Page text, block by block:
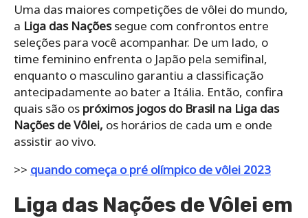
Uma das maiores competições de vôlei do mundo,
a Liga das Naçõessegue com confrontos entre
seleções para você acompanhar. De um lado, o
time feminino enfrenta o Japão pela semifinal,
enquanto o masculino garantiu a classificação
antecipadamente ao bater a Itália. Então, confira
quais são os próximos jogos do Brasil na Liga das
Nações de Vôlei, os horários de cada um e onde
assistir ao vivo.
>> quando começa o pré olímpico de vôlei 2023
Liga das Nações de Vôlei em